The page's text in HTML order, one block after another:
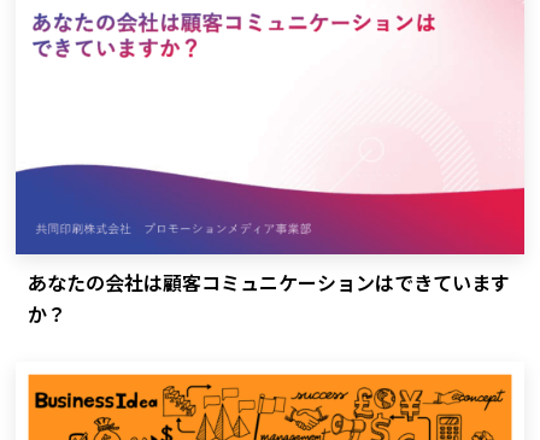
あなたの会社は顧客コミュニケーションはできています
か？